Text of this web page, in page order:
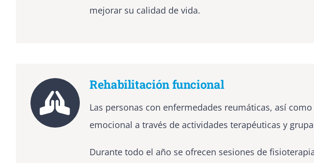
mejorar su calidad de vida.
Rehabilitación funcional
Las personas con enfermedades reumáticas, así
emocional a través de actividades terapéuticas y
Durante todo el año se ofrecen sesiones de